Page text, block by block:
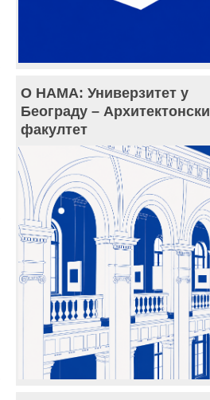
О НАМА: Универзитет у
Београду – Архитектонски
факултет